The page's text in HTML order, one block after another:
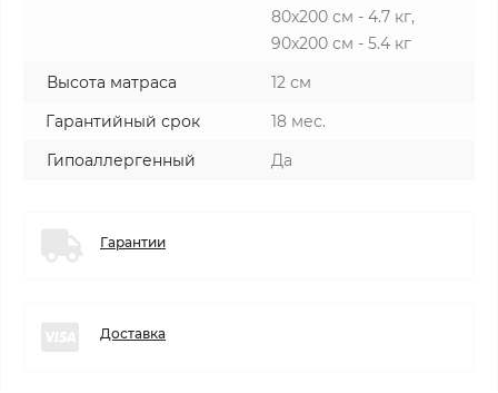
80x200 см - 4.7 кг,
90x200 см - 5.4 кг
Высота матраса
12 см
Гарантийный срок
18 мес.
Гипоаллергенный
Да
Гарантии
Доставка